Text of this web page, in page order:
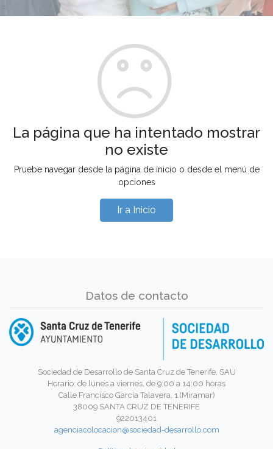
La página que ha intentado mostrar
no existe
Pruebe navegar desde la página de inicio o desde el menú de
opciones
Ir a Inicio
Datos de contacto
Sociedad de Desarrollo de Santa Cruz de Tenerife, SAU
Horario: de lunes a viernes, de 9:00 a 14:00 horas
Calle Francisco García Talavera, 1 (Miramar)
38009 SANTA CRUZ DE TENERIFE
922013401
agenciacolocacion@sociedad-desarrollo.com